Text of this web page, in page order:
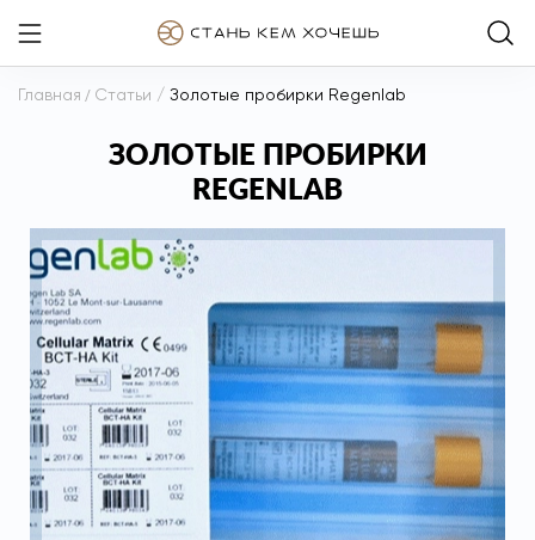
Главная / Статьи / Золотые пробирки Regenlab
ЗОЛОТЫЕ ПРОБИРКИ
REGENLAB